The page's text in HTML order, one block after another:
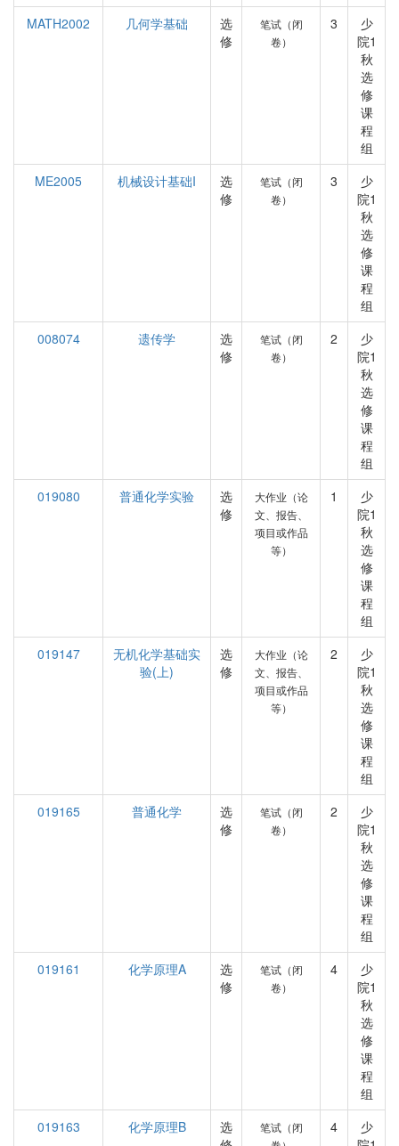
MATH2002
几何学基础
选
修
笔试（闭
卷）
3
少
院1
秋
选
修
课
程
组
ME2005
机械设计基础I
选
修
笔试（闭
卷）
3
少
院1
秋
选
修
课
程
组
008074
遗传学
选
修
笔试（闭
卷）
2
少
院1
秋
选
修
课
程
组
019080
普通化学实验
选
修
大作业（论
文、报告、
项目或作品
等）
1
少
院1
秋
选
修
课
程
组
019147
无机化学基础实
验(上)
选
修
大作业（论
文、报告、
项目或作品
等）
2
少
院1
秋
选
修
课
程
组
019165
普通化学
选
修
笔试（闭
卷）
2
少
院1
秋
选
修
课
程
组
019161
化学原理A
选
修
笔试（闭
卷）
4
少
院1
秋
选
修
课
程
组
019163
化学原理B
选
笔试（闭
4
少